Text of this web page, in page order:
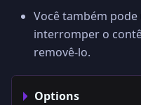
Você também pode
interromper o
removê-lo.
Options